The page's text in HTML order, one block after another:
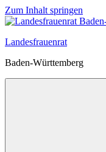
Zum Inhalt springen
Landesfrauenrat
Baden-Württemberg